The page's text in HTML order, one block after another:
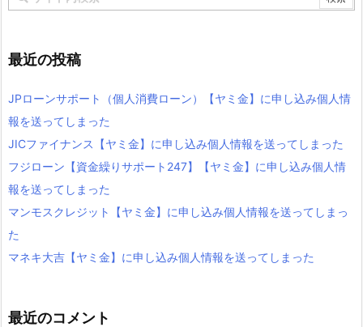
最近の投稿
JPローンサポート（個人消費ローン）【ヤミ金】に申し込み個人情
報を送ってしまった
JICファイナンス【ヤミ金】に申し込み個人情報を送ってしまった
フジローン【資金繰りサポート247】【ヤミ金】に申し込み個人情
報を送ってしまった
マンモスクレジット【ヤミ金】に申し込み個人情報を送ってしまっ
た
マネキ大吉【ヤミ金】に申し込み個人情報を送ってしまった
最近のコメント